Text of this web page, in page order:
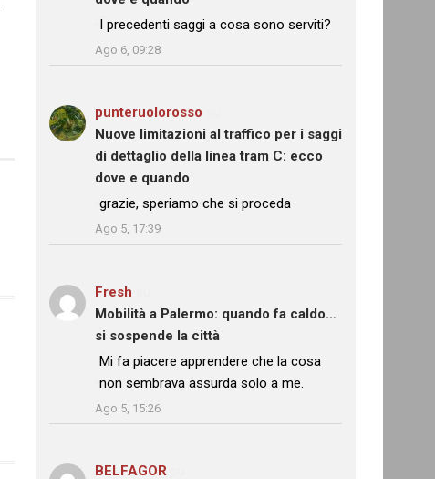
: “I precedenti saggi a cosa sono serviti?
Ago 6, 09:28
punteruolorosso
Nuove limitazioni al traffico per i saggi
di dettaglio della linea tram C: ecco
dove e quando
: “
grazie, speriamo che si proceda
Ago 5, 17:39
Fresh
Mobilità a Palermo: quando fa caldo…
si sospende la città
: “
Mi fa piacere apprendere che la cosa
non sembrava assurda solo a me.
Ago 5, 15:26
BELFAGOR